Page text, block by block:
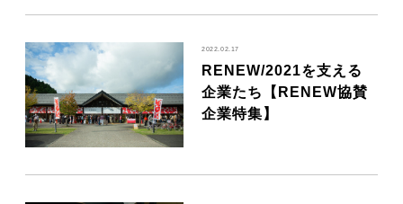
2022.02.17
RENEW/2021を支える
企業たち【RENEW協賛
企業特集】